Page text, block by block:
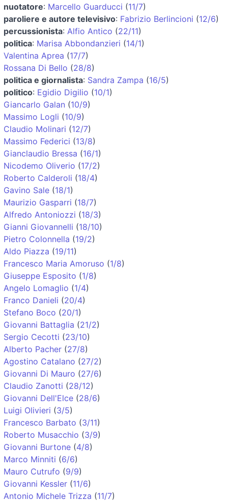
nuotatore: Marcello Guarducci (11/7)
paroliere e autore televisivo: Fabrizio Berlincioni (12/6)
percussionista: Alfio Antico (22/11)
politica: Marisa Abbondanzieri (14/1)
Valentina Aprea (17/7)
Rossana Di Bello (28/8)
politica e giornalista: Sandra Zampa (16/5)
politico: Egidio Digilio (10/1)
Giancarlo Galan (10/9)
Massimo Logli (10/9)
Claudio Molinari (12/7)
Massimo Federici (13/8)
Gianclaudio Bressa (16/1)
Nicodemo Oliverio (17/2)
Roberto Calderoli (18/4)
Gavino Sale (18/1)
Maurizio Gasparri (18/7)
Alfredo Antoniozzi (18/3)
Gianni Giovannelli (18/10)
Pietro Colonnella (19/2)
Aldo Piazza (19/11)
Francesco Maria Amoruso (1/8)
Giuseppe Esposito (1/8)
Angelo Lomaglio (1/4)
Franco Danieli (20/4)
Stefano Boco (20/1)
Giovanni Battaglia (21/2)
Sergio Cecotti (23/10)
Alberto Pacher (27/8)
Agostino Catalano (27/2)
Giovanni Di Mauro (27/6)
Claudio Zanotti (28/12)
Giovanni Dell'Elce (28/6)
Luigi Olivieri (3/5)
Francesco Barbato (3/11)
Roberto Musacchio (3/9)
Giovanni Burtone (4/8)
Marco Minniti (6/6)
Mauro Cutrufo (9/9)
Giovanni Kessler (11/6)
Antonio Michele Trizza (11/7)